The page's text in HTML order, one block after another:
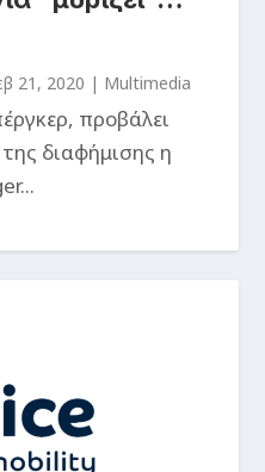
21, 2020 | Multimedia
προβάλει
διαφήμισης η